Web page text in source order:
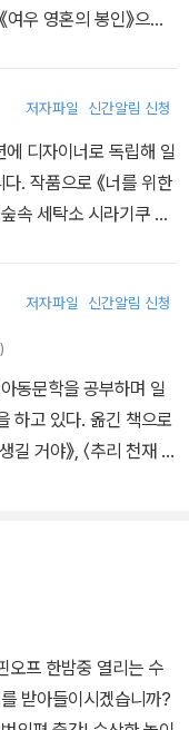
우 영혼의 봉인》으로
저자파일 신간알림 신청
디자이너로 독립해 일
. 작품으로 《너를 위한
숲속 세탁소 시라기쿠 할
저자파일 신간알림 신청
동문학을 공부하며 일
하고 있다. 옮긴 책으로
길 거야》, 〈추리 천재 엉
받아들이시겠습니까?